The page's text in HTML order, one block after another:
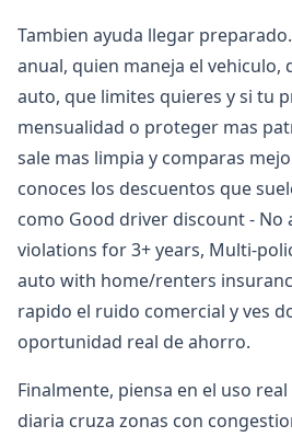
Tambien ayuda llegar
anual, quien maneja el vehiculo,
auto, que limites quieres y si tu
mensualidad o proteger mas
sale mas limpia y comparas
conoces los descuentos que
como Good driver discount - No
violations for 3+ years, Multi-
auto with home/renters
rapido el ruido comercial y ves
oportunidad real de ahorro.
Finalmente, piensa en el uso
diaria cruza zonas con